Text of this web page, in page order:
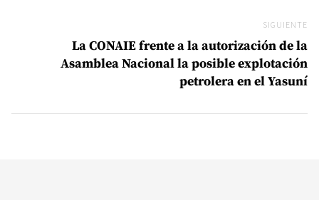
SIGUIENTE
La CONAIE frente a la autorización de la
Asamblea Nacional la posible explotación
petrolera en el Yasuní